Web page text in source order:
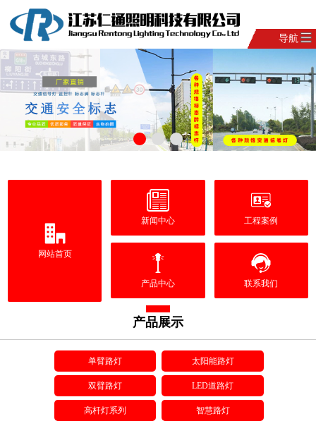
导航
网站首页
新闻中心 工程案例
产品中心 联系我们
产品展示
单臂路灯 太阳能路灯
双臂路灯 LED道路灯
高杆灯系列 智慧路灯